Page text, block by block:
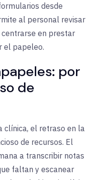
desde
al personal revisar
en prestar
el papeleo.
por
de
clínica, el retraso en la
de recursos. El
a transcribir notas
faltan y escanear